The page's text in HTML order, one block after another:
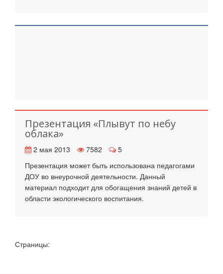
Презентация «Плывут по небу
облака»
2 мая 2013 7582
5
Презентация может быть использована педагогами
ДОУ во внеурочной деятельности. Данный
материал подходит для обогащения знаний детей в
области экологического воспитания.
Страницы: